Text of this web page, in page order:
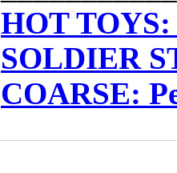
HOT TOYS:
SOLDIER
COARSE: